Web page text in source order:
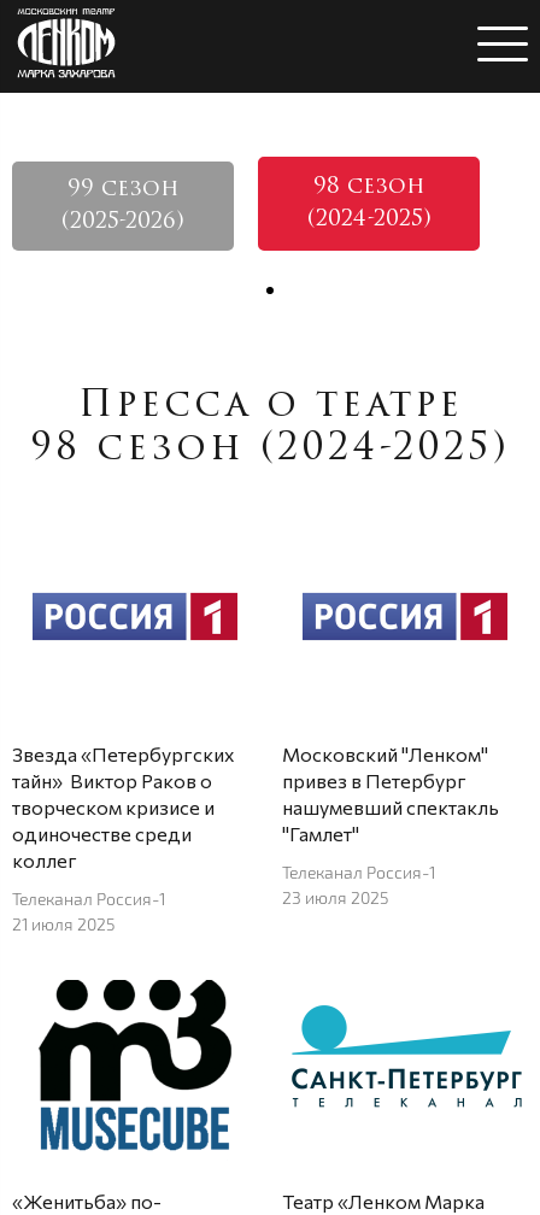
99 сезон
(2025-2026)
98 сезон
(2024-2025)
Пресса о театре
98 сезон (2024-2025)
Звезда «Петербургских
тайн» Виктор Раков о
творческом кризисе и
одиночестве среди
коллег
Телеканал Россия-1
21 июля 2025
Московский "Ленком"
привез в Петербург
нашумевший спектакль
"Гамлет"
Телеканал Россия-1
23 июля 2025
«Женитьба» по-
Театр «Ленком Марка